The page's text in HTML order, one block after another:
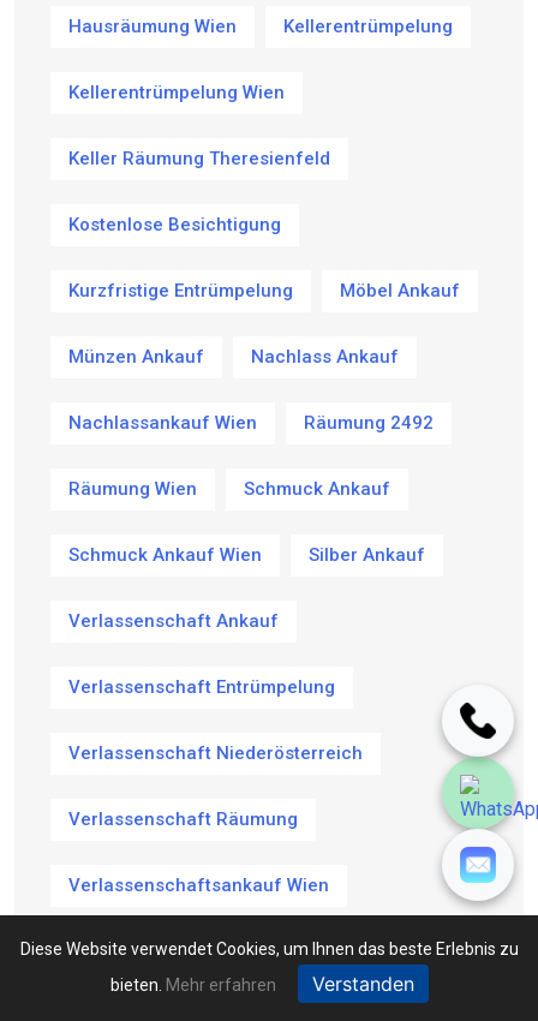
Hausräumung Wien Kellerentrümpelung
Kellerentrümpelung Wien
Keller Räumung Theresienfeld
Kostenlose Besichtigung
Kurzfristige Entrümpelung Möbel Ankauf
Münzen Ankauf Nachlass Ankauf
Nachlassankauf Wien Räumung 2492
Räumung Wien Schmuck Ankauf
Schmuck Ankauf Wien Silber Ankauf
Verlassenschaft Ankauf
Verlassenschaft Entrümpelung
Verlassenschaft Niederösterreich
Verlassenschaft Räumung
Verlassenschaftsankauf Wien
Verlassenschaft Theresienfeld
Diese Website verwendet Cookies, um Ihnen das beste Erlebnis zu
bieten. Mehr erfahren Verstanden